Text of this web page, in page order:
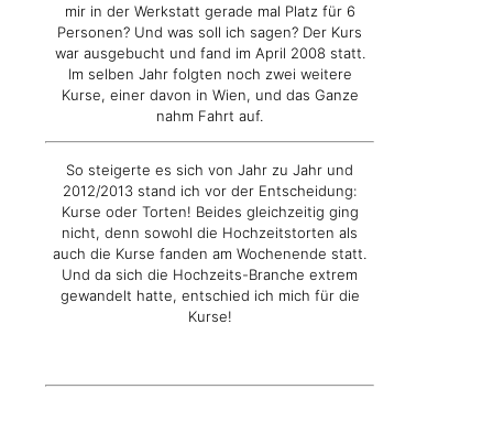
mir in der Werkstatt gerade mal Platz für 6
Personen? Und was soll ich sagen? Der Kurs
war ausgebucht und fand im April 2008 statt.
Im selben Jahr folgten noch zwei weitere
Kurse, einer davon in Wien, und das Ganze
nahm Fahrt auf.
So steigerte es sich von Jahr zu Jahr und
2012/2013 stand ich vor der Entscheidung:
Kurse oder Torten! Beides gleichzeitig ging
nicht, denn sowohl die Hochzeitstorten als
auch die Kurse fanden am Wochenende statt.
Und da sich die Hochzeits-Branche extrem
gewandelt hatte, entschied ich mich für die
Kurse!